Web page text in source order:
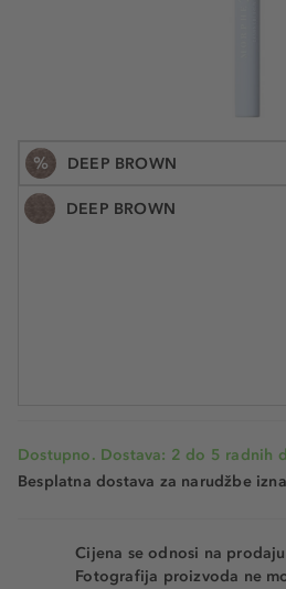
% DEEP BROWN
DEEP BROWN
Dostupno. Dostava: 2 do 5 radnih
Besplatna dostava za narudžbe
Cijena se odnosi na
Fotografija proizvoda ne